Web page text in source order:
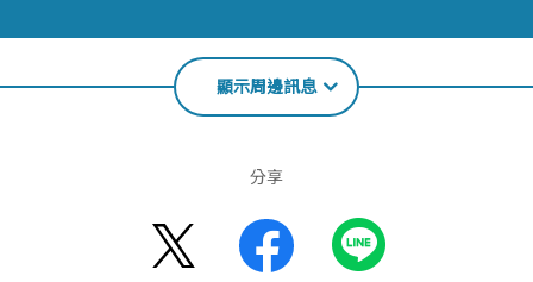
顯示周邊訊息
分享